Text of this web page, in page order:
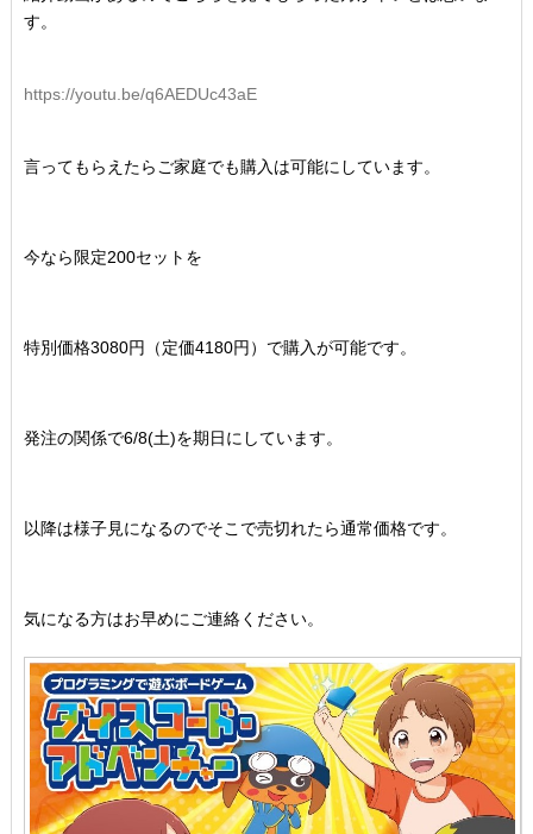
す。
https://youtu.be/q6AEDUc43aE
言ってもらえたらご家庭でも購入は可能にしています。
今なら限定200セットを
特別価格3080円（定価4180円）で購入が可能です。
発注の関係で6/8(土)を期日にしています。
以降は様子見になるのでそこで売切れたら通常価格です。
気になる方はお早めにご連絡ください。